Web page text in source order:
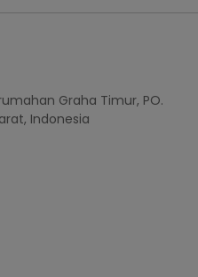
Graha Timur, PO.
Indonesia